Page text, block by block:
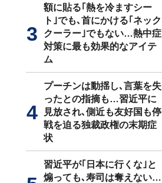
額に貼る｢熱を冷ますシー
ト｣でも､首にかける｢ネック
クーラー｣でもない…熱中症
対策に最も効果的なアイテ
ム
プーチンは動揺し､言葉を失
ったとの指摘も…習近平に
見放され､側近も友好国も停
戦を迫る独裁政権の末期症
状
習近平が｢日本に行くな｣と
煽っても､寿司は奪えない…